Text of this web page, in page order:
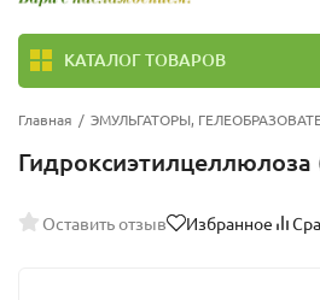
КАТАЛОГ ТОВАРОВ
Главная / ЭМУЛЬГАТОРЫ,
Оставить отзыв Избранное